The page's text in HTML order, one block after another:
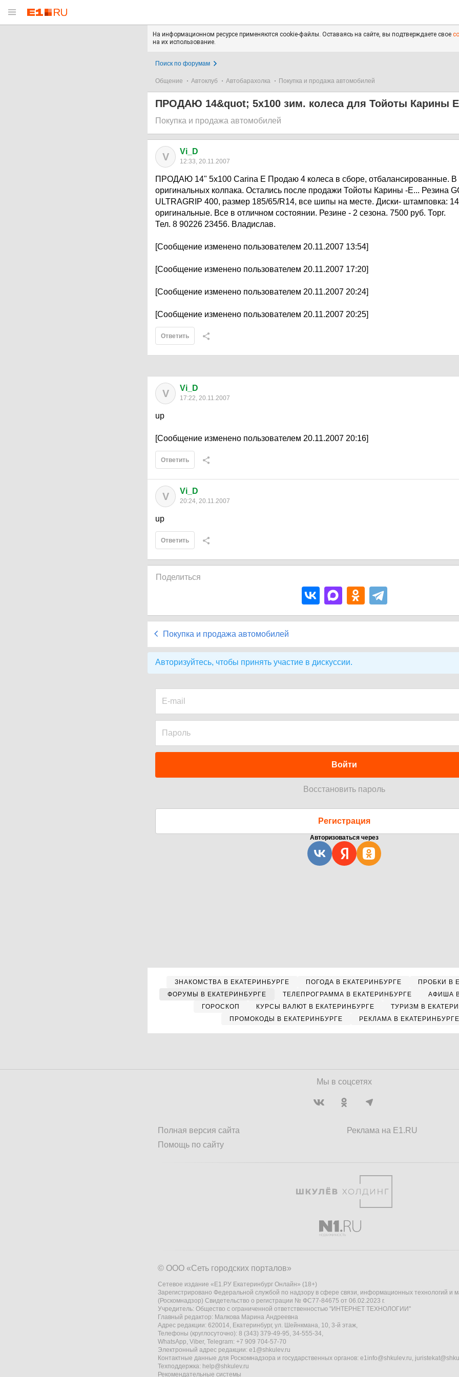
На информационном ресурсе применяются cookie-файлы. Оставаясь на сайте, вы подтверждаете свое
на их использование.
Поиск по форумам
Общение Автоклуб Автобарахолка Покупка и продажа автомобилей
ПРОДАЮ 14&quot; 5х100 зим. колеса для Тойоты Карины Е
Покупка и продажа автомобилей
V Vi_D
12:33, 20.11.2007
ПРОДАЮ 14" 5х100 Carina E Продаю 4 колеса в сборе, отбалансированные. В
оригинальных колпака. Остались после продажи Тойоты Карины -Е... Резина
ULTRAGRIP 400, размер 185/65/R14, все шипы на месте. Диски- штамповка:
оригинальные. Все в отличном состоянии. Резине - 2 сезона. 7500 руб. Торг.
Тел. 8 90226 23456. Владислав.
[Сообщение изменено пользователем 20.11.2007 13:54]
[Сообщение изменено пользователем 20.11.2007 17:20]
[Сообщение изменено пользователем 20.11.2007 20:24]
[Сообщение изменено пользователем 20.11.2007 20:25]
Ответить
V Vi_D
17:22, 20.11.2007
up
[Сообщение изменено пользователем 20.11.2007 20:16]
Ответить
V Vi_D
20:24, 20.11.2007
up
Ответить
Поделиться
Покупка и продажа автомобилей
Авторизуйтесь, чтобы принять участие в дискуссии.
Войти
Восстановить пароль
Регистрация
Авторизоваться через
ЗНАКОМСТВА В ЕКАТЕРИНБУРГЕ ПОГОДА В ЕКАТЕРИНБУРГЕ
ПРОБКИ В
ФОРУМЫ В ЕКАТЕРИНБУРГЕ
ТЕЛЕПРОГРАММА В ЕКАТЕРИНБУРГЕ
АФИША
ГОРОСКОП
КУРСЫ ВАЛЮТ В ЕКАТЕРИНБУРГЕ
ТУРИЗМ В
ПРОМОКОДЫ В ЕКАТЕРИНБУРГЕ
РЕКЛАМА В ЕКАТЕРИНБУРГЕ
Мы в соцсетях
Полная версия сайта
Помощь по сайту
Реклама на E1.RU
© ООО «Сеть городских порталов»
Сетевое издание «Е1.РУ Екатеринбург Онлайн» (18+)
Зарегистрировано Федеральной службой по надзору в сфере связи, информационных технологий и
(Роскомнадзор) Свидетельство о регистрации № ФС77-84675 от 06.02.2023 г.
Учредитель: Общество с ограниченной ответственностью "ИНТЕРНЕТ ТЕХНОЛОГИИ"
Главный редактор: Малкова Марина Андреевна
Адрес редакции: 620014, Екатеринбург, ул. Шейнкмана, 10, 3-й этаж,
Телефоны (круглосуточно): 8 (343) 379-49-95, 34-555-34,
WhatsApp, Viber, Telegram: +7 909 704-57-70
Электронный адрес редакции: e1@shkulev.ru
Контактные данные для Роскомнадзора и государственных органов: e1info@shkulev.ru,
Техподдержка: help@shkulev.ru
Рекомендательные системы